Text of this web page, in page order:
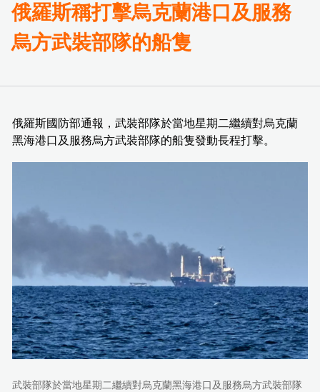
俄羅斯稱打擊烏克蘭港口及服務
烏方武裝部隊的船隻
俄羅斯國防部通報，武裝部隊於當地星期二繼續對烏克蘭
黑海港口及服務烏方武裝部隊的船隻發動長程打擊。
武裝部隊於當地星期二繼續對烏克蘭黑海港口及服務烏方武裝部隊